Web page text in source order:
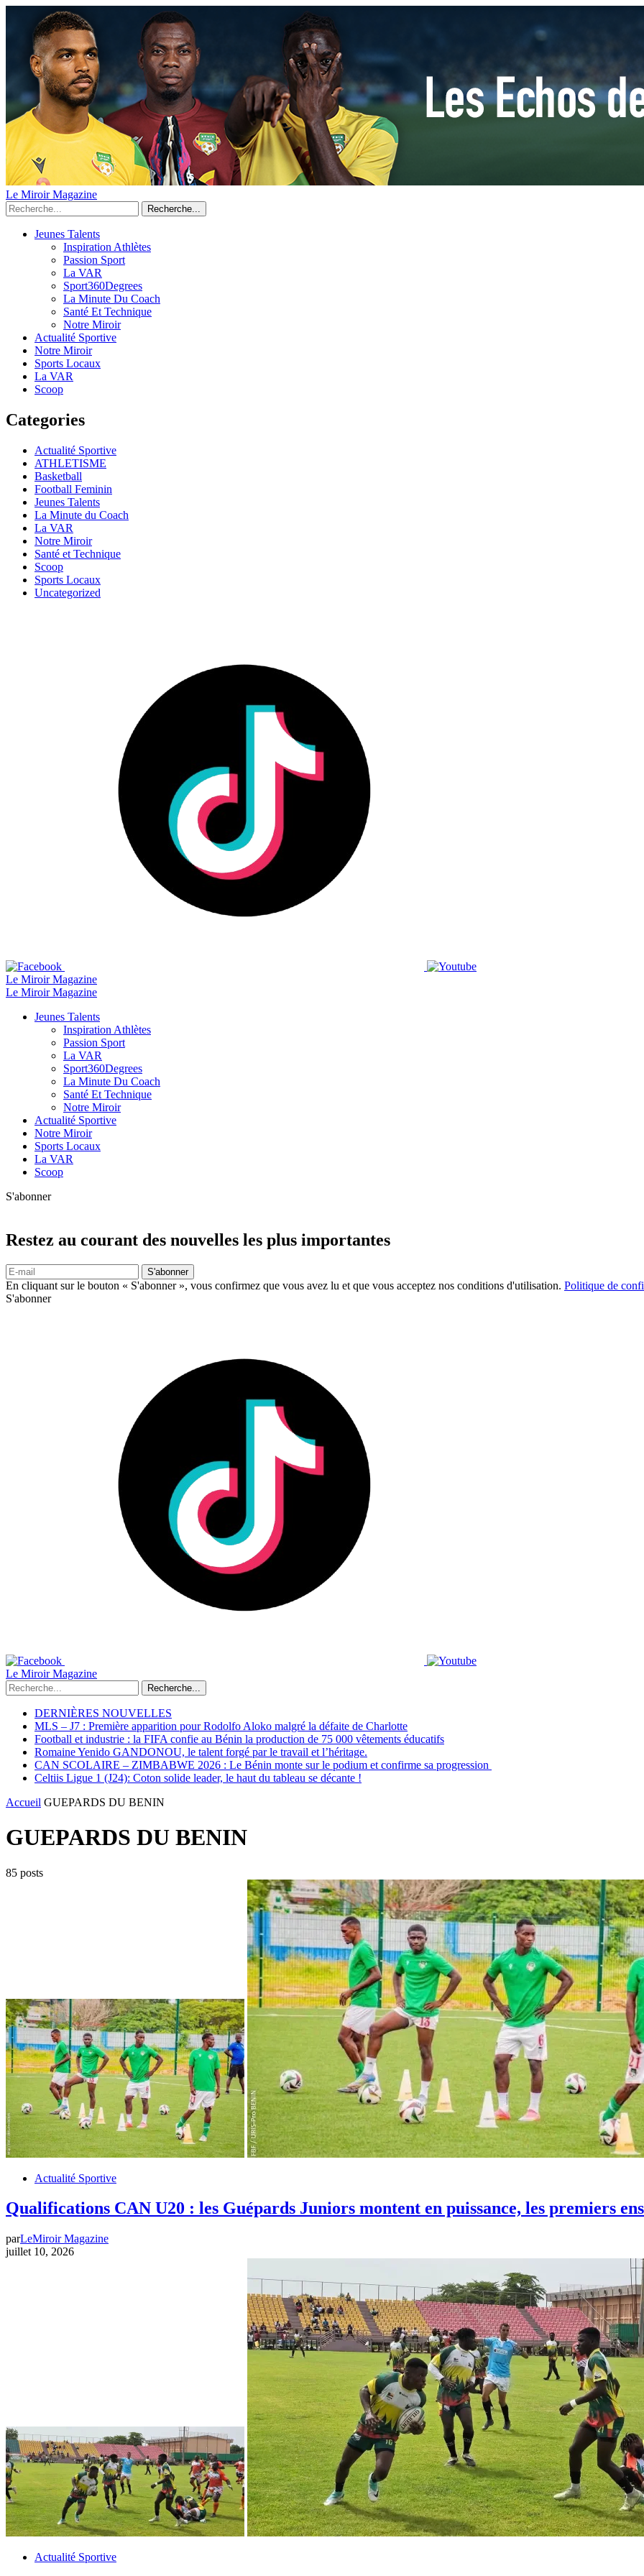
Le Miroir Magazine
Recherche...
Jeunes Talents
Inspiration Athlètes
Passion Sport
La VAR
Sport360Degrees
La Minute Du Coach
Santé Et Technique
Notre Miroir
Actualité Sportive
Notre Miroir
Sports Locaux
La VAR
Scoop
Categories
Actualité Sportive
ATHLETISME
Basketball
Football Feminin
Jeunes Talents
La Minute du Coach
La VAR
Notre Miroir
Santé et Technique
Scoop
Sports Locaux
Uncategorized
Le Miroir Magazine
Le Miroir Magazine
Jeunes Talents
Inspiration Athlètes
Passion Sport
La VAR
Sport360Degrees
La Minute Du Coach
Santé Et Technique
Notre Miroir
Actualité Sportive
Notre Miroir
Sports Locaux
La VAR
Scoop
S'abonner
Restez au courant des nouvelles les plus importantes
S'abonner
En cliquant sur le bouton « S'abonner », vous confirmez que vous avez lu et que vous acceptez nos conditions d'utilisation. Politique de
S'abonner
Le Miroir Magazine
Recherche...
DERNIÈRES NOUVELLES
MLS – J7 : Première apparition pour Rodolfo Aloko malgré la défaite de Charlotte
Football et industrie : la FIFA confie au Bénin la production de 75 000 vêtements éducatifs
Romaine Yenido GANDONOU, le talent forgé par le travail et l’héritage.
CAN SCOLAIRE – ZIMBABWE 2026 : Le Bénin monte sur le podium et confirme sa progression
Celtiis Ligue 1 (J24): Coton solide leader, le haut du tableau se décante !
Accueil GUEPARDS DU BENIN
GUEPARDS DU BENIN
85 posts
Actualité Sportive
Qualifications CAN U20 : les Guépards Juniors montent en puissance, les premiers
parLeMiroir Magazine
juillet 10, 2026
Actualité Sportive